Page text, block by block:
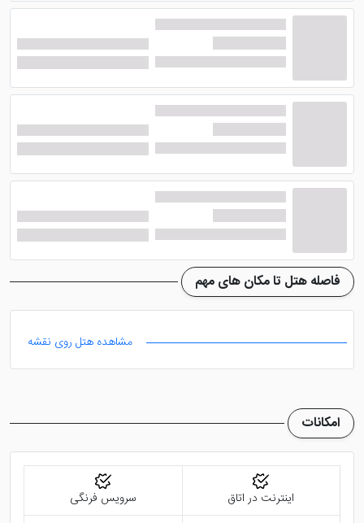
امکانات هتل سوئیت وان
هتل آپارتمان ارزان قیمت وان یک رستوران تعبیه
شده تا میهمانان بتوانند از غذاهای محلی با پرداخت اضافه
لذت ببرند. کودکان می توانند از مکان خاص خود استفاده
کنند و یک پارکینگ برای میهمانان در دسترس خواهد بود تا
خودروی خود را پارک نمایند. توجه داشته باشید که اینترنت
در تمامی مکان های هتل به صورت رایگان در دسترس
میهمانان قرار خواهد گرفت.
میز پذیرش 24 ساعته، خدمات روم سرویس، خدمات خشک
شویی، خدمات ترانسفر فرودگاهی با هزینه و ... هم از دیگر
امکانات هتل هستند. فاصله این هتل تا فرودگاه وان 7
حدود 10 دقیقه با خودرو فاصله دارند. جهت رزرو این هتل با
فاصله هتل تا مکان های مهم
مشاهده هتل روی نقشه
امکانات
اینترنت در اتاق سرویس فرنگی